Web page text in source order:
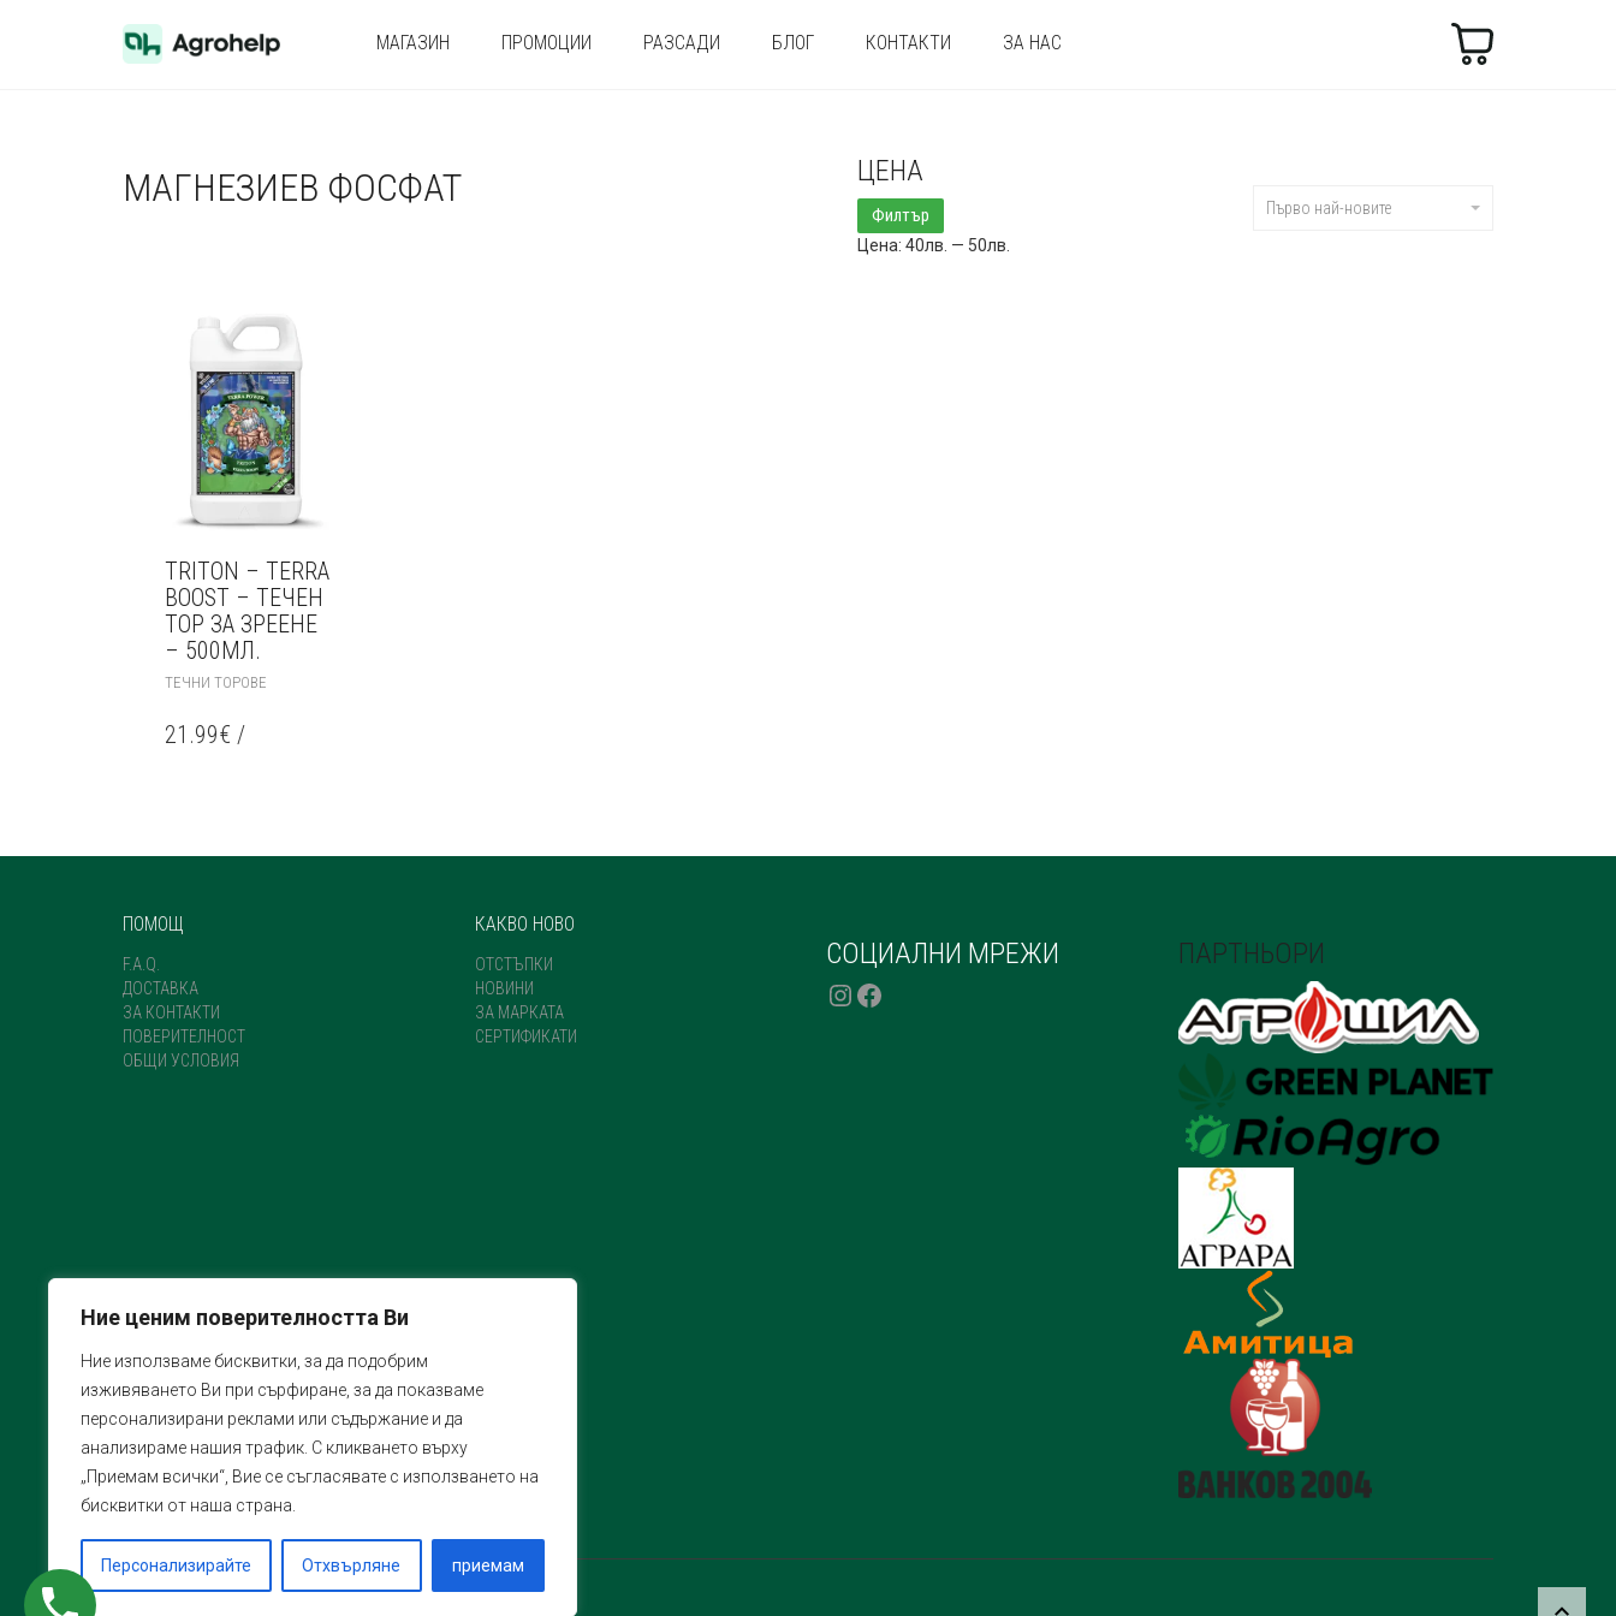
Ние ценим поверителността Ви
Ние използваме бисквитки, за да подобрим
изживяването Ви при сърфиране, за да показваме
персонализирани реклами или съдържание и да
анализираме нашия трафик. С кликването върху
„Приемам всички“, Вие се съгласявате с използването на
бисквитки от наша страна.
Персонализирайте Отхвърляне приемам
МАГАЗИН ПРОМОЦИИ РАЗСАДИ БЛОГ КОНТАКТИ ЗА НАС Търсене
МАГНЕЗИЕВ ФОСФАТ Първо най-новите
ЦЕНА
Минимална
цена
Максимална
цена
Филтър
Цена: 40лв. — 50лв.
TRITON – TERRA
BOOST – ТЕЧЕН
ТОР ЗА ЗРЕЕНЕ
– 500МЛ.
ТЕЧНИ ТОРОВЕ
21.99€ /
ПОМОЩ
F.A.Q.
ДОСТАВКА
ЗА КОНТАКТИ
ПОВЕРИТЕЛНОСТ
ОБЩИ УСЛОВИЯ
КАКВО НОВО
ОТСТЪПКИ
НОВИНИ
ЗА МАРКАТА
СЕРТИФИКАТИ
СОЦИАЛНИ МРЕЖИ
INSTAGRAM
FACEBOOK
ПАРТНЬОРИ